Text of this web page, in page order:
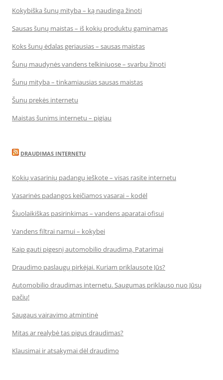
Kokybiška šunų mityba – ką naudinga žinoti
Sausas šunų maistas – iš kokių produktų gaminamas
Koks šunų ėdalas geriausias – sausas maistas
Šunų maudynės vandens telkiniuose – svarbu žinoti
Šunų mityba – tinkamiausias sausas maistas
Šunų prekės internetu
Maistas šunims internetu – pigiau
DRAUDIMAS INTERNETU
Kokių vasarinių padangų ieškote – visas rasite internetu
Vasarinės padangos keičiamos vasarai – kodėl
Šiuolaikiškas pasirinkimas – vandens aparatai ofisui
Vandens filtrai namui – kokybei
Kaip gauti pigesnį automobilio draudimą. Patarimai
Draudimo paslaugų pirkėjai. Kuriam priklausote Jūs?
Automobilio draudimas internetu. Saugumas priklauso nuo Jūsų
pačių!
Saugaus vairavimo atmintinė
Mitas ar realybė tas pigus draudimas?
Klausimai ir atsakymai dėl draudimo